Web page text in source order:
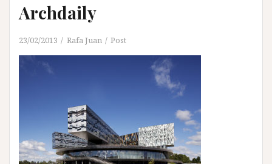
Archdaily
23/02/2013 Rafa Juan Post